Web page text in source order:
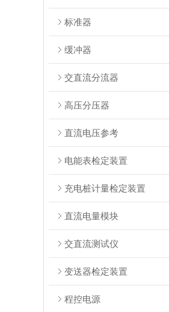
标准器
缓冲器
交直流分流器
⾼压分压器
直流电压参考
电能表检定装置
充电桩计量检定装置
直流电量模块
交直流测试仪
变送器检定装置
程控电源